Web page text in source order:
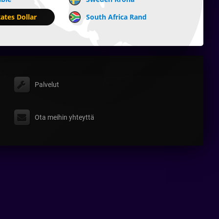
Dollar South Africa Rand
Palvelut
Ota meihin yhteyttä